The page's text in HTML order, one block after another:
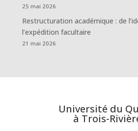
25 mai 2026
Restructuration académique : de
l’expédition facultaire
21 mai 2026
Université du
à Trois-